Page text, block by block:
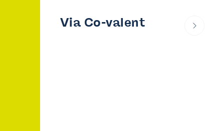
Via Co-valent